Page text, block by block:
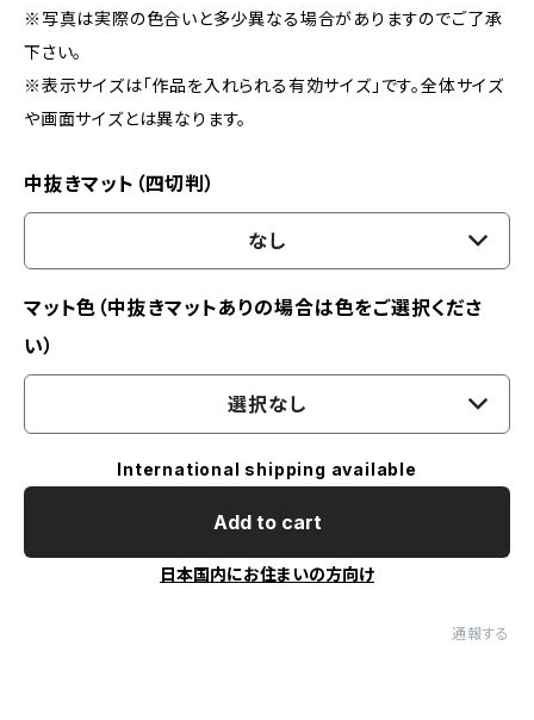
※写真は実際の色合いと多少異なる場合がありますのでご了承
下さい。
※表示サイズは「作品を入れられる有効サイズ」です。全体サイズ
や画面サイズとは異なります。
中抜きマット（四切判）
なし
マット色（中抜きマットありの場合は色をご選択くださ
い）
選択なし
International shipping available
Add to cart
日本国内にお住まいの方向け
通報する